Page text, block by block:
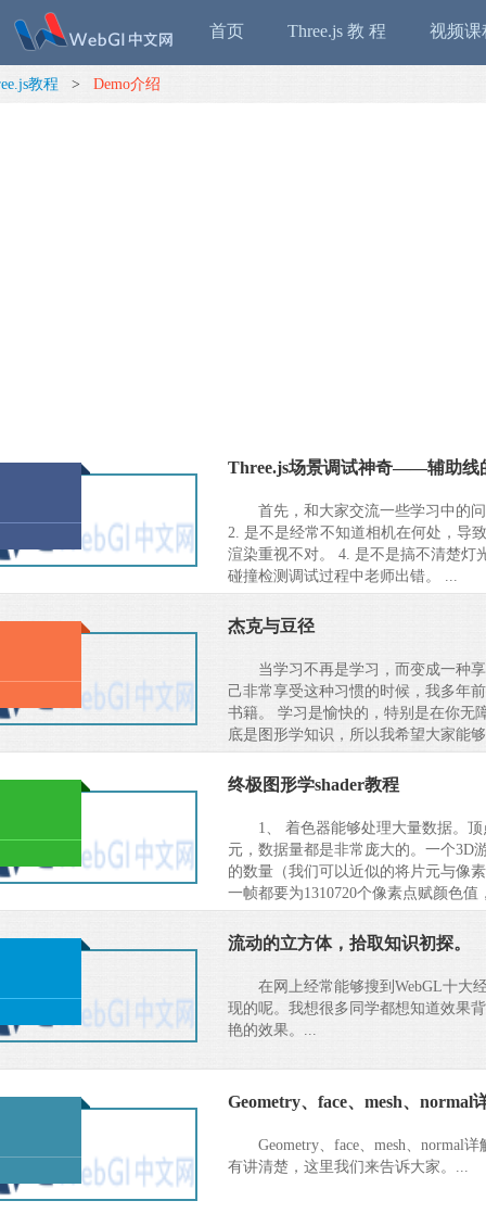
首页 Three.js 教 程 视频课
教程 > Demo介绍
Three.js场景调试神奇——辅助线
首先，和大家交流一些学习中的
2. 是不是经常不知道相机在何处，导
渲染重视不对。 4. 是不是搞不清楚灯
碰撞检测调试过程中老师出错。 ...
杰克与豆径
当学习不再是学习，而变成一种
己非常享受这种习惯的时候，我多年
书籍。 学习是愉快的，特别是在你无
底是图形学知识，所以我希望大家能
终极图形学shader教程
1、 着色器能够处理大量数据。
元，数据量都是非常庞大的。一个3D
的数量（我们可以近似的将片元与像
一帧都要为1310720个像素点赋颜色
流动的立方体，拾取知识初探。
在网上经常能够搜到WebGL十大
现的呢。我想很多同学都想知道效果
艳的效果。...
Geometry、face、mesh、
Geometry、face、mesh、normal
有讲清楚，这里我们来告诉大家。...